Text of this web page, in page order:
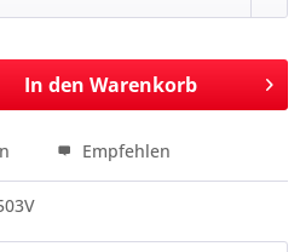
In den Warenkorb
Empfehlen